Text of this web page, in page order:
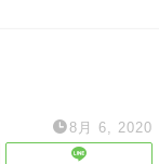
8月 6, 2020